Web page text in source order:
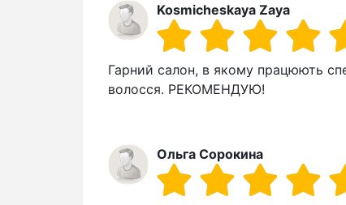
Kosmicheskaya Zaya
Гарний салон, в якому працюють
волосся. РЕКОМЕНДУЮ!
Ольга Сорокина